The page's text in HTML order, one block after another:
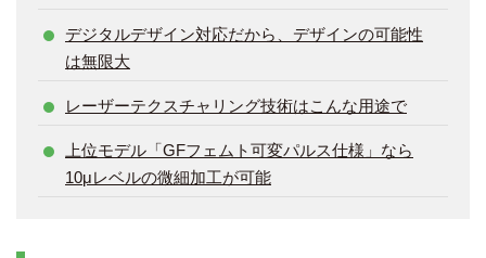
デジタルデザイン対応だから、デザインの可能性
は無限大
レーザーテクスチャリング技術はこんな用途で
上位モデル「GFフェムト可変パルス仕様」なら
10μレベルの微細加工が可能